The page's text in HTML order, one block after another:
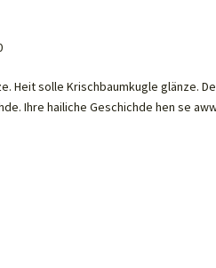
Heit solle Krischbaumkugle glänze.
Ihre hailiche Geschichde hen se